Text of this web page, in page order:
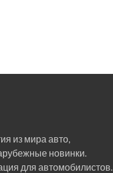
из мира авто,
новинки.
для автомобилистов.